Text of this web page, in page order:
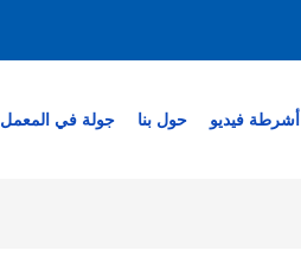
أشرطة فيديو حول بنا جولة في المعمل